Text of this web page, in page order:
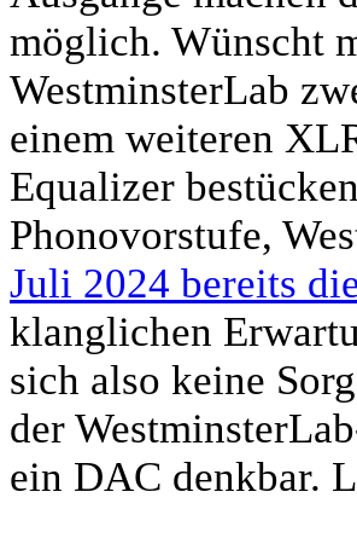
möglich. Wünscht
WestminsterLab
einem weiteren
Equalizer
Phonovorstufe,
Juli 2024 bereits
klanglichen
sich also keine
der
ein DAC denkbar.